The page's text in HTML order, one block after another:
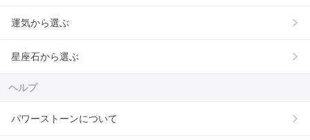
運気から選ぶ
星座石から選ぶ
ヘルプ
パワーストーンについて